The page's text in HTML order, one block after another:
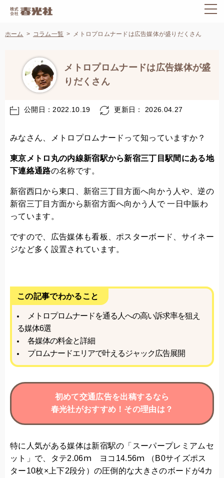
ホーム コラム一覧 メトロプロムナードは広告媒体が盛りだくさん
メトロプロムナードは広告媒体が盛
りだくさん
公開日：2022.10.19 更新日： 2026.04.27
みなさん、メトロプロムナードって知っていますか？
東京メトロ丸の内線新宿駅から新宿三丁目駅間にある地
下連絡通路の名称です。
新宿西口から東口、新宿三丁目方面へ向かう人や、逆の
新宿三丁目方面から新宿方面へ向かう人で 一日中賑わ
っています。
ですので、広告媒体も看板、ポスターボード、サイネー
ジなど多く設置されています。
この記事でわかること
メトロプロムナードを通る人への高い訴求率を狙え
る媒体6選
各媒体の料金と詳細
プロムナードエリアで叶えるジャック広告展開
初めて交通広告を出稿するなら
春光社がおすすめ！その理由は？
特に人気がある媒体は新宿駅の「スーパープレミアムセ
ット」で、タテ2.06ｍ ヨコ14.56ｍ （B0サイズポス
ター10枚×上下2段分）の圧倒的な大きさのボードが4カ